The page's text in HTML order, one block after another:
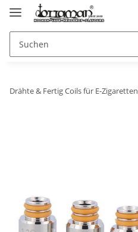
Drähte & Fertig Coils für E-Zigaretten